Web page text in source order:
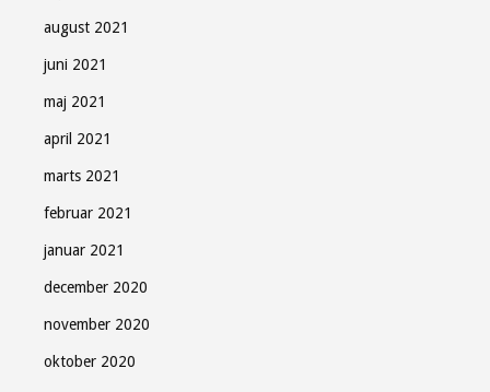
august 2021
juni 2021
maj 2021
april 2021
marts 2021
februar 2021
januar 2021
december 2020
november 2020
oktober 2020